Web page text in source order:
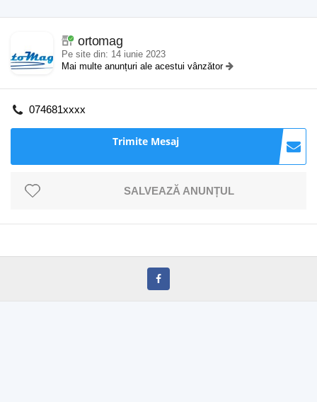
ortomag
Pe site din: 14 iunie 2023
Mai multe anunțuri ale acestui vânzător
074681xxxx
Trimite Mesaj
SALVEAZĂ ANUNȚUL